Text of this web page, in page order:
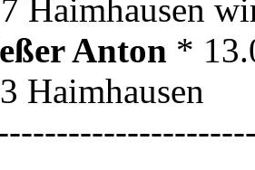
Haimhausen
Anton *
Haimhausen